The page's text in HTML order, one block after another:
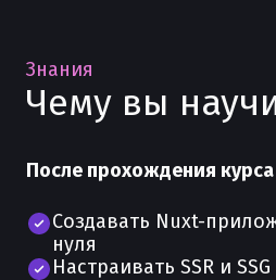
Знания
Чему вы
После прохождения
Создавать Nuxt-
нуля
Настраивать SSR и SSG